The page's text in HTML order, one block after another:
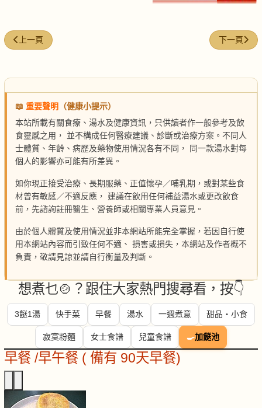
上一篇文章: 芋絲春卷
上一頁 下一篇文章
下一頁
📖 重要聲明
（健康小提示）
本站所載有關食療、湯水及健康資訊，只供讀者作一般參考及飲
食靈感之用， 並不構成任何醫療建議、診斷或治療方案。不同人
士體質、年齡、病歷及藥物使用情況各有不同， 同一款湯水對每
個人的影響亦可能有所差異。
如你現正接受治療、長期服藥、正值懷孕／哺乳期，或對某些食
材曾有敏感／不適反應， 建議在飲用任何補益湯水或更改飲食
前，先諮詢註冊醫生、營養師或相關專業人員意見。
由於個人體質及使用情況並非本網站所能完全掌握，若因自行使
用本網站內容而引致任何不適、 損害或損失，本網站及作者概不
負責，敬請見諒並請自行衡量及判斷。
想煮乜🍲？跟住大家熱門搜尋看，按👇
3餸1湯 快手菜 早餐 湯水 一週煮意 甜品・小食
寂寞粉麵 女士食譜 兒童食譜 🍳加餸池
早餐 /早午餐 ( 備有 90天早餐)